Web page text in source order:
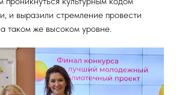
и выразили стремление провести
таком же высоком уровне.